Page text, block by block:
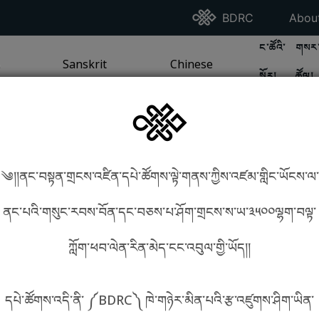
Go To BDRC
BDRC Go
/ SEA TRADITIONPAGE
GO TOSANSKRIT TRADITION
Sanskrit
GO TOCHINESE TRADITION
Chinese
GO TO
ང་ཚོའི་
སྐོར།
GO
ཚོལ།
༄།།ནང་བསྟན་གྲངས་འཛིན་དཔེ་ཚོགས་ལྟེ་གནས་ཀྱིས་འཛམ་གླིང་ཡོངས་ལ་
ནང་པའི་གསུང་རབས་བོན་དང་བཅས་པ་ཤོག་གྲངས་ས་ཡ་༣༥༠༠ལྷག་བལྟ་
ཀློག་ཕབ་ལེན་རིན་མེད་ངང་འབུལ་གྱི་ཡོད།།
དཔེ་ཚོགས་འདི་ནི་ ༼BDRC༽ ཁེ་གཉེར་མིན་པའི་རྩ་འཛུགས་ཤིག་ཡིན་
phonetics! How to find things?